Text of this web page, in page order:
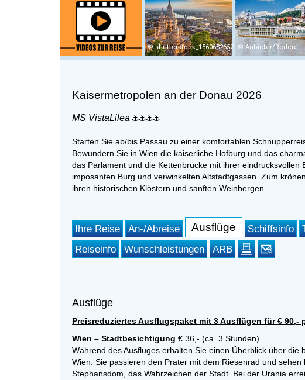
shutterstock_1560652652 Anbieter/Rederei
Kaisermetropolen an der Donau 2026
MS VistaLilea
Starten Sie ab/bis Passau zu einer komfortablen
Bewundern Sie in Wien die kaiserliche Hofburg und das
das Parlament und die Kettenbrücke mit ihrer eindrucksvollen
imposanten Burg und verwinkelten Altstadtgassen. Zum
ihren historischen Klöstern und sanften Weinbergen.
Ihre Reise An-/Abreise Ausflüge Schiffsinfo
Reiseinfo
Wunschleistungen ARB
Ausflüge
Preisreduziertes Ausflugspaket mit 3 Ausflügen für € 90,-
Wien – Stadtbesichtigung € 36,- (ca. 3 Stunden)
Während des Ausfluges erhalten Sie einen Überblick über die
Wien. Sie passieren den Prater mit dem Riesenrad und
Stephansdom, das Wahrzeichen der Stadt. Bei der Urania